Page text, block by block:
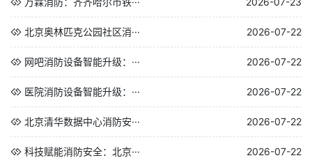
北京奥林匹克公园社区消··· 2026-07-22
网吧消防设备智能升级：··· 2026-07-22
医院消防设备智能升级：··· 2026-07-22
北京清华数据中心消防安··· 2026-07-22
科技赋能消防安全：北京··· 2026-07-22